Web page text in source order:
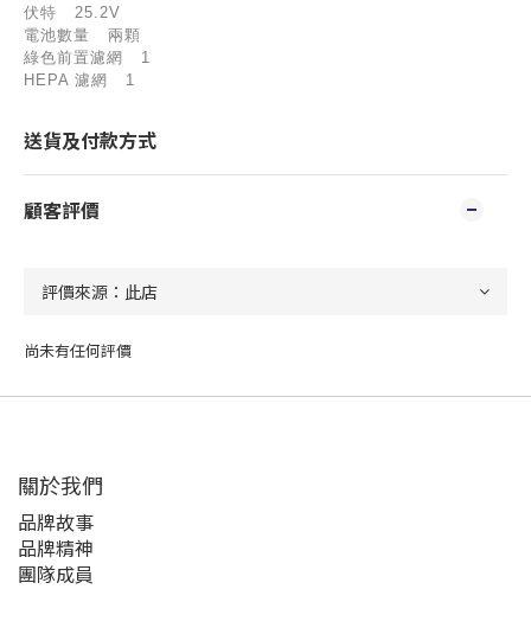
伏特 25.2V
電池數量 兩顆
綠色前置濾網 1
HEPA 濾網 1
送貨及付款方式
顧客評價
尚未有任何評價
關於我們
品牌故事
品牌精神
團隊成員